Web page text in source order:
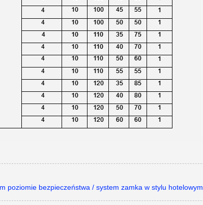
poziomie bezpieczeństwa / system zamka w stylu hotelowym